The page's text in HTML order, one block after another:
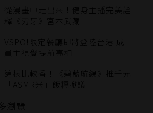
從漫畫中走出來！健身主播完美詮
釋《刃牙》宮本武藏
VSPO!限定餐廳即將登陸台港 成
員主視覺提前亮相
這樣比較香！《碧藍航線》推千元
「ASMR米」飯糰掀議
瀏覽